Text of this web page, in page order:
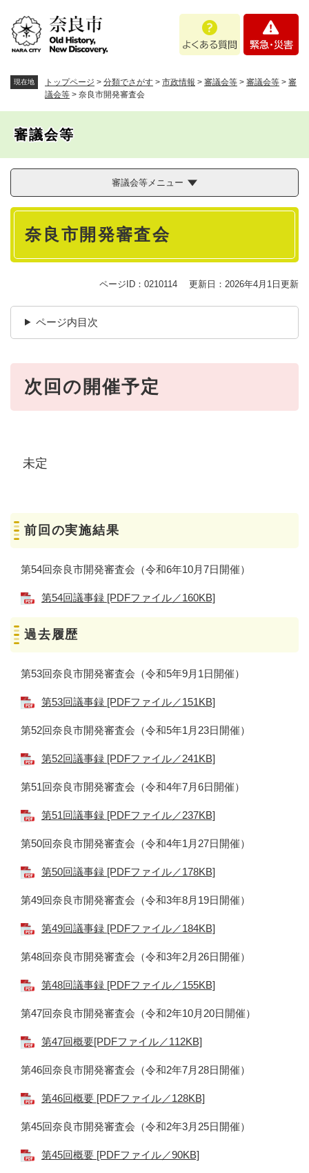
あ
問
・
現在地 トップページ > 分類でさがす > 市政情報 > 審議会等 > 審議会等 > 審
議会等 > 奈良市開発審査会
審議会等
審議会等メニュー
本
奈良市開発審査会
ページID：0210114 更新日：2026年4月1日更新
ページ内目次
次回の開催予定
未定
前回の実施結果
第54回奈良市開発審査会（令和6年10月7日開催）
第54回議事録 [PDFファイル／160KB]
過去履歴
第53回奈良市開発審査会（令和5年9月1日開催）
第53回議事録 [PDFファイル／151KB]
第52回奈良市開発審査会（令和5年1月23日開催）
第52回議事録 [PDFファイル／241KB]
第51回奈良市開発審査会（令和4年7月6日開催）
第51回議事録 [PDFファイル／237KB]
第50回奈良市開発審査会（令和4年1月27日開催）
第50回議事録 [PDFファイル／178KB]
第49回奈良市開発審査会（令和3年8月19日開催）
第49回議事録 [PDFファイル／184KB]
第48回奈良市開発審査会（令和3年2月26日開催）
第48回議事録 [PDFファイル／155KB]
第47回奈良市開発審査会（令和2年10月20日開催）
第47回概要[PDFファイル／112KB]
第46回奈良市開発審査会（令和2年7月28日開催）
第46回概要 [PDFファイル／128KB]
第45回奈良市開発審査会（令和2年3月25日開催）
第45回概要 [PDFファイル／90KB]